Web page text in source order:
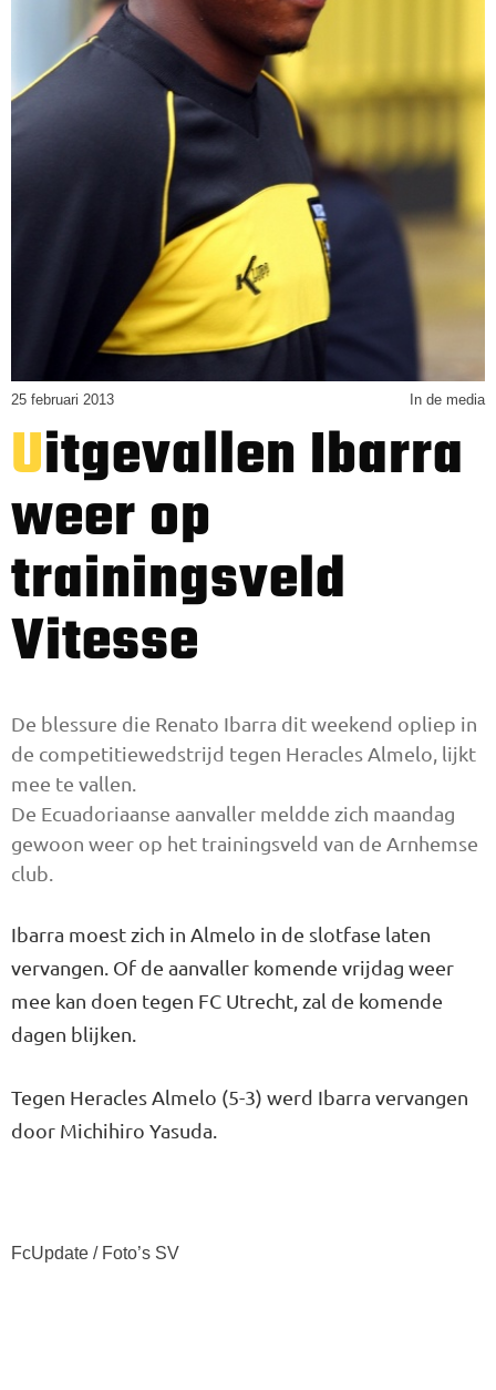
25 februari 2013 In de media
Uitgevallen Ibarra
weer op
trainingsveld
Vitesse
De blessure die Renato Ibarra dit weekend opliep in
de competitiewedstrijd tegen Heracles Almelo, lijkt
mee te vallen.
De Ecuadoriaanse aanvaller meldde zich maandag
gewoon weer op het trainingsveld van de Arnhemse
club.
Ibarra moest zich in Almelo in de slotfase laten
vervangen. Of de aanvaller komende vrijdag weer
mee kan doen tegen FC Utrecht, zal de komende
dagen blijken.
Tegen Heracles Almelo (5-3) werd Ibarra vervangen
door Michihiro Yasuda.
FcUpdate / Foto’s SV